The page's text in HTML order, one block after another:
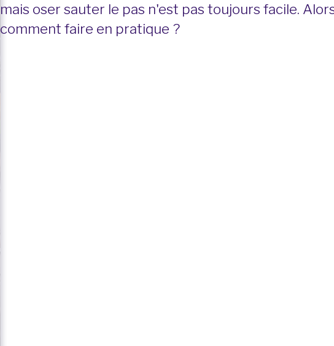
mais oser sauter le pas n'est pas toujours facile.
comment faire en pratique ?